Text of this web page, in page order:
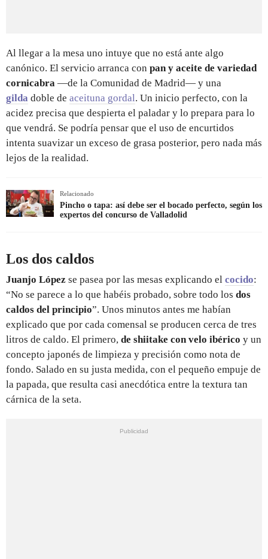
Al llegar a la mesa uno intuye que no está ante algo
canónico. El servicio arranca con pan y aceite de variedad
cornicabra —de la Comunidad de Madrid— y una
gilda doble de aceituna gordal. Un inicio perfecto, con la
acidez precisa que despierta el paladar y lo prepara para lo
que vendrá. Se podría pensar que el uso de encurtidos
intenta suavizar un exceso de grasa posterior, pero nada más
lejos de la realidad.
Relacionado
Pincho o tapa: así debe ser el bocado perfecto, según los
expertos del concurso de Valladolid
Los dos caldos
Juanjo López se pasea por las mesas explicando el cocido:
“No se parece a lo que habéis probado, sobre todo los dos
caldos del principio”. Unos minutos antes me habían
explicado que por cada comensal se producen cerca de tres
litros de caldo. El primero, de shiitake con velo ibérico y un
concepto japonés de limpieza y precisión como nota de
fondo. Salado en su justa medida, con el pequeño empuje de
la papada, que resulta casi anecdótica entre la textura tan
cárnica de la seta.